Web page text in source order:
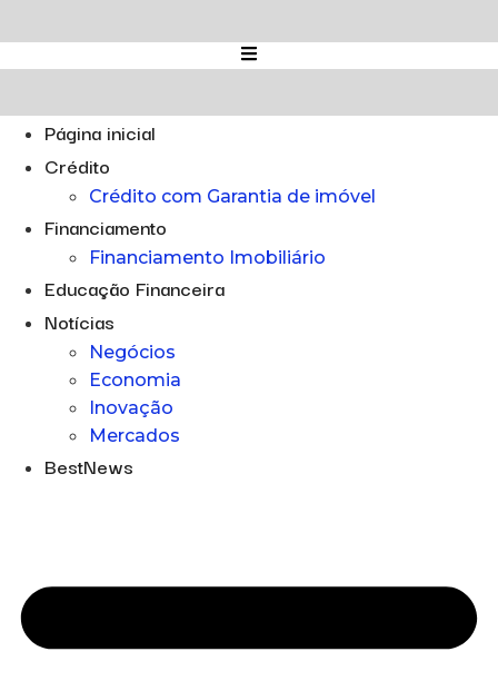
para
o
Página inicial
Crédito
Crédito com Garantia de imóvel
Financiamento
Financiamento Imobiliário
Educação Financeira
Notícias
Negócios
Economia
Inovação
Mercados
BestNews